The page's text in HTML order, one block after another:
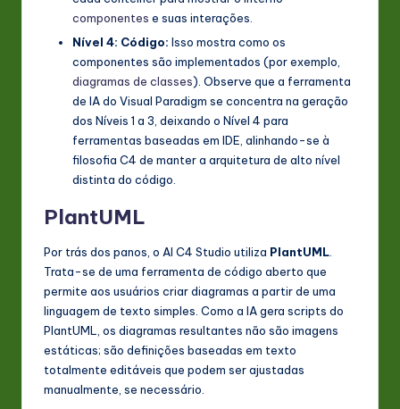
componentes e suas interações.
Nível 4: Código: Isso mostra como os
componentes são implementados (por exemplo,
diagramas de classes). Observe que a ferramenta
de IA do Visual Paradigm se concentra na geração
dos Níveis 1 a 3, deixando o Nível 4 para
ferramentas baseadas em IDE, alinhando-se à
filosofia C4 de manter a arquitetura de alto nível
distinta do código.
PlantUML
Por trás dos panos, o AI C4 Studio utiliza PlantUML.
Trata-se de uma ferramenta de código aberto que
permite aos usuários criar diagramas a partir de uma
linguagem de texto simples. Como a IA gera scripts do
PlantUML, os diagramas resultantes não são imagens
estáticas; são definições baseadas em texto
totalmente editáveis que podem ser ajustadas
manualmente, se necessário.